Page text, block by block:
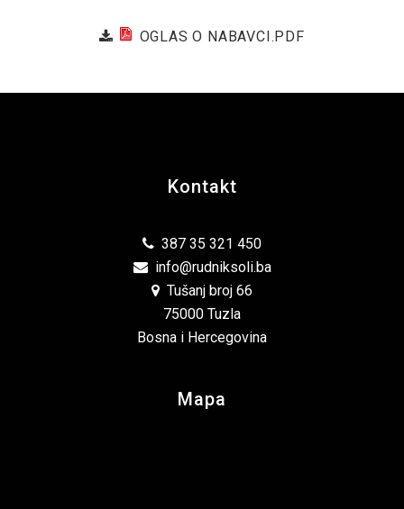
OGLAS O NABAVCI.PDF
Kontakt
387 35 321 450
info@rudniksoli.ba
Tušanj broj 66
75000 Tuzla
Bosna i Hercegovina
Mapa